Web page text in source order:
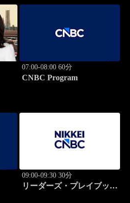
07:00-08:00 60分
CNBC Program
09:00-09:30 30分
リーダーズ・プレイブック